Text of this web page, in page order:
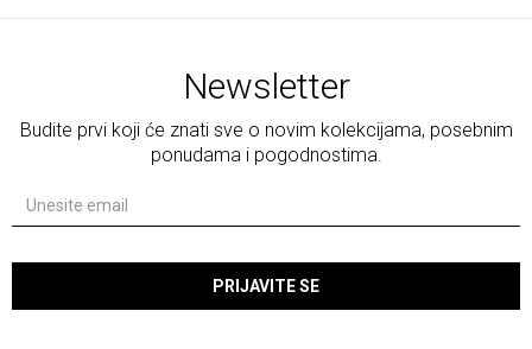
Newsletter
Budite prvi koji će znati sve o novim kolekcijama, posebnim
ponudama i pogodnostima.
PRIJAVITE SE